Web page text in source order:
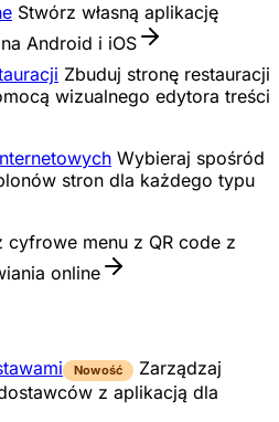
Stwórz własną aplikację
Android i iOS
Zbuduj stronę restauracji
wizualnego edytora treści
Wybieraj spośród
stron dla każdego typu
cyfrowe menu z QR code z
online
Nowość
Zarządzaj
z aplikacją dla